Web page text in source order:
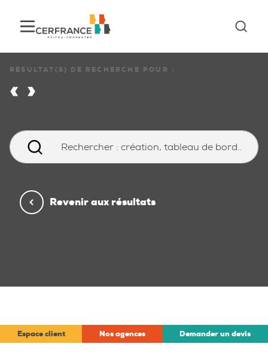
RÉSULTAT(S) DE RECHERCHE POUR :
« »
Revenir aux résultats
Espace client Nos agences Demander un devis